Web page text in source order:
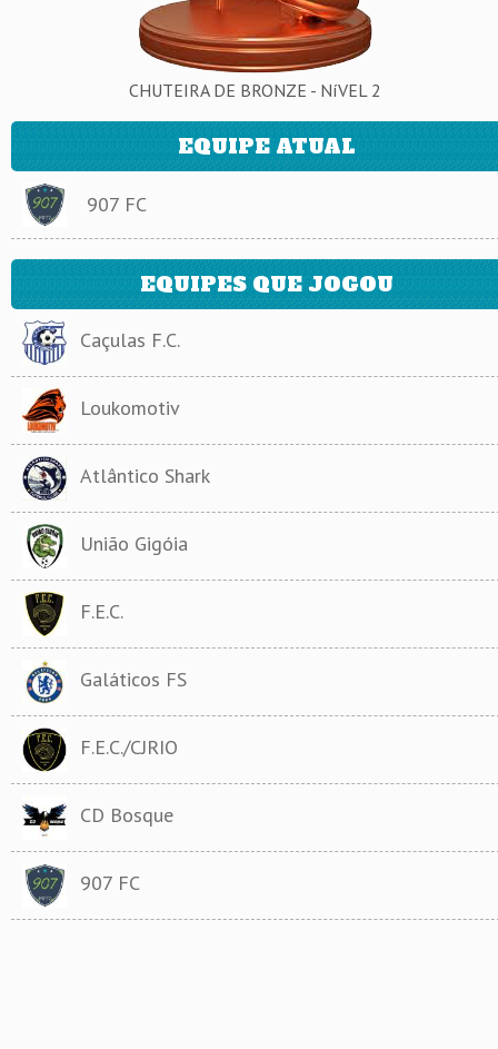
CHUTEIRA DE BRONZE - NíVEL 2
EQUIPE ATUAL
907 FC
EQUIPES QUE JOGOU
Caçulas F.C.
Loukomotiv
Atlântico Shark
União Gigóia
F.E.C.
Galáticos FS
F.E.C./CJRIO
CD Bosque
907 FC